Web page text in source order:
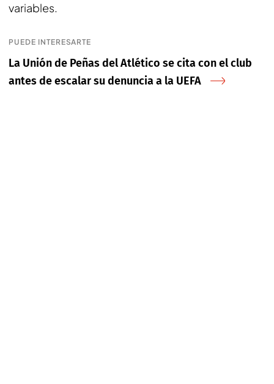
variables.
PUEDE INTERESARTE
La Unión de Peñas del Atlético se cita con el club
antes de escalar su denuncia a la UEFA